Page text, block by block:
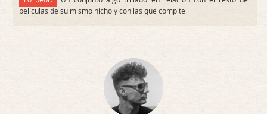
películas de su mismo nicho y con las que compite